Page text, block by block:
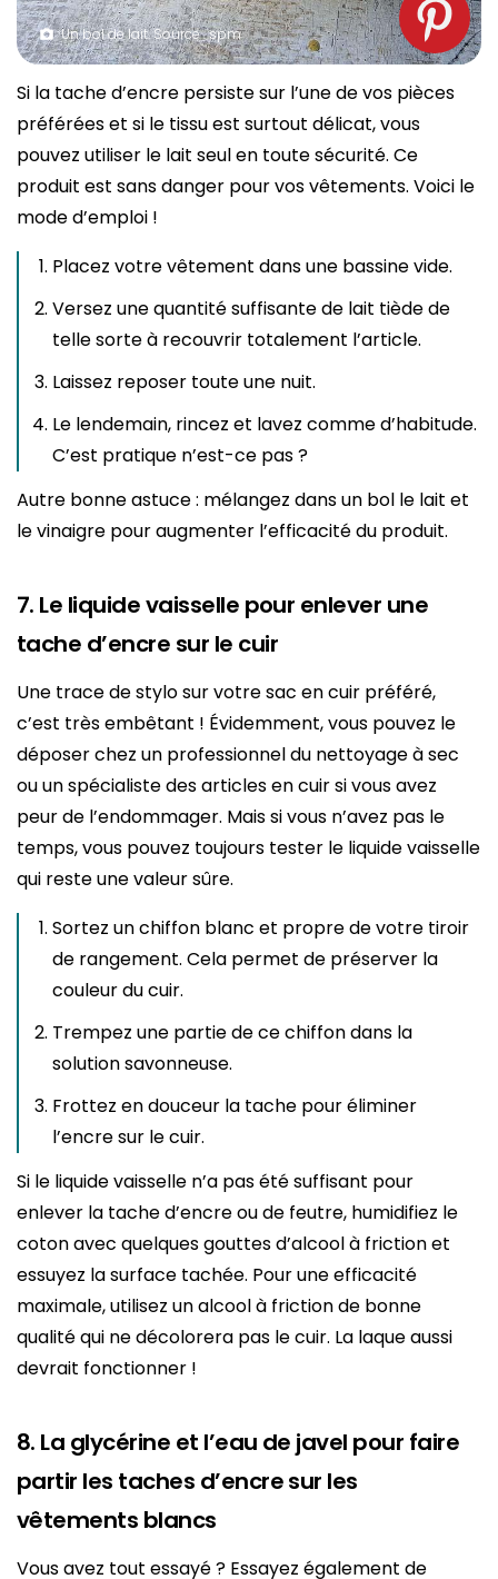
Un bol de lait. Source : spm
Si la tache d’encre persiste sur l’une de vos pièces
préférées et si le tissu est surtout délicat, vous
pouvez utiliser le lait seul en toute sécurité. Ce
produit est sans danger pour vos vêtements. Voici le
mode d’emploi !
Placez votre vêtement dans une bassine vide.
Versez une quantité suffisante de lait tiède de
telle sorte à recouvrir totalement l’article.
Laissez reposer toute une nuit.
Le lendemain, rincez et lavez comme d’habitude.
C’est pratique n’est-ce pas ?
Autre bonne astuce : mélangez dans un bol le lait et
le vinaigre pour augmenter l’efficacité du produit.
7. Le liquide vaisselle pour enlever une
tache d’encre sur le cuir
Une trace de stylo sur votre sac en cuir préféré,
c’est très embêtant ! Évidemment, vous pouvez le
déposer chez un professionnel du nettoyage à sec
ou un spécialiste des articles en cuir si vous avez
peur de l’endommager. Mais si vous n’avez pas le
temps, vous pouvez toujours tester le liquide vaisselle
qui reste une valeur sûre.
Sortez un chiffon blanc et propre de votre tiroir
de rangement. Cela permet de préserver la
couleur du cuir.
Trempez une partie de ce chiffon dans la
solution savonneuse.
Frottez en douceur la tache pour éliminer
l’encre sur le cuir.
Si le liquide vaisselle n’a pas été suffisant pour
enlever la tache d’encre ou de feutre, humidifiez le
coton avec quelques gouttes d’alcool à friction et
essuyez la surface tachée. Pour une efficacité
maximale, utilisez un alcool à friction de bonne
qualité qui ne décolorera pas le cuir. La laque aussi
devrait fonctionner !
8. La glycérine et l’eau de javel pour faire
partir les taches d’encre sur les
vêtements blancs
Vous avez tout essayé ? Essayez également de